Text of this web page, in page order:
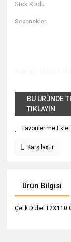
Stok Kodu
Seçenekler
BU ÜRÜNDE
TIKLAYIN
Karşılaştır
Ürün Bilgisi
Çelik Dübel 12X110